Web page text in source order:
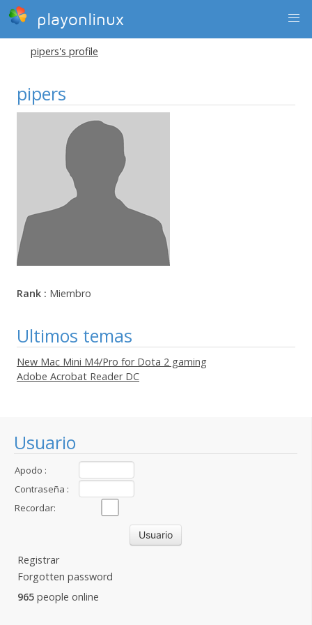
playonlinux
Usuario
Apodo :
Contraseña :
Recordar:
Registrar
Forgotten password
965 people online
pipers's profile
pipers
Rank : Miembro
Ultimos temas
New Mac Mini M4/Pro for Dota 2 gaming
Adobe Acrobat Reader DC